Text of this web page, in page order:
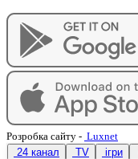
Розробка сайту - Luxnet
24 канал
TV ігри